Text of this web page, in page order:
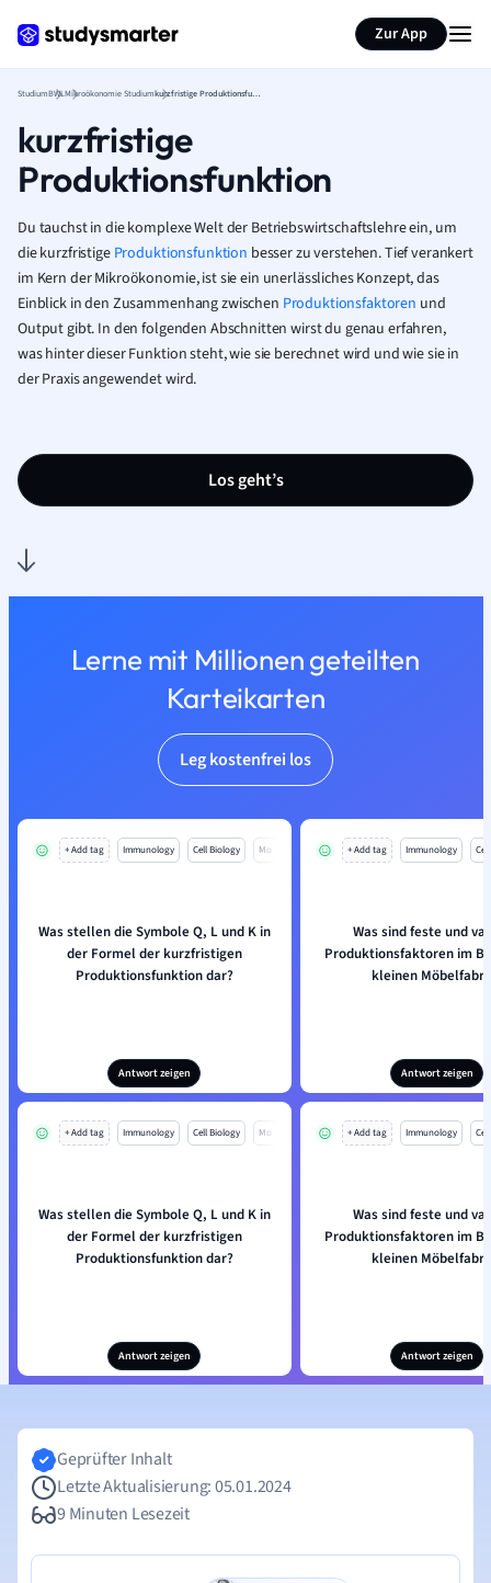
Zur App
StudiumBWLMikroökonomie Studium kurzfristige Produktionsfunktion
kurzfristige
Produktionsfunktion
Du tauchst in die komplexe Welt der Betriebswirtschaftslehre ein, um
die kurzfristige Produktionsfunktion besser zu verstehen. Tief verankert
im Kern der Mikroökonomie, ist sie ein unerlässliches Konzept, das
Einblick in den Zusammenhang zwischen Produktionsfaktoren und
Output gibt. In den folgenden Abschnitten wirst du genau erfahren,
was hinter dieser Funktion steht, wie sie berechnet wird und wie sie in
der Praxis angewendet wird.
Los geht’s
Lerne mit Millionen geteilten
Karteikarten
Leg kostenfrei los
+ Add tag Immunology Cell Biology Mo
Was stellen die Symbole Q, L und K in
der Formel der kurzfristigen
Produktionsfunktion dar?
Antwort zeigen
+ Add tag Immunology
Was sind feste und
Produktionsfaktoren im
kleinen
Antwort zeigen
+ Add tag Immunology Cell Biology Mo
Was stellen die Symbole Q, L und K in
der Formel der kurzfristigen
Produktionsfunktion dar?
Antwort zeigen
+ Add tag Immunology
Was sind feste und
Produktionsfaktoren im
kleinen
Antwort zeigen
Geprüfter Inhalt
Letzte Aktualisierung: 05.01.2024
9 Minuten Lesezeit